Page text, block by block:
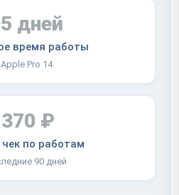
дней
время работы
Pro 14
₽
по работам
90 дней